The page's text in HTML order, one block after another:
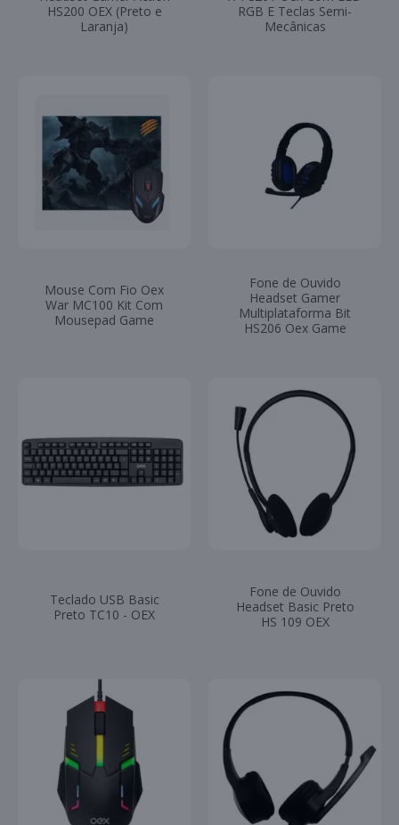
HS200 OEX (Preto e
Laranja)
RGB E Teclas Semi-
Mecânicas
Mouse Com Fio Oex
War MC100 Kit Com
Mousepad Game
Fone de Ouvido
Headset Gamer
Multiplataforma Bit
HS206 Oex Game
Teclado USB Basic
Preto TC10 - OEX
Fone de Ouvido
Headset Basic Preto
HS 109 OEX